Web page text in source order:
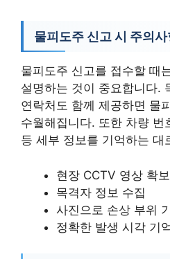
물피도주 신고 시 주의사
물피도주 신고를 접수할 때
설명하는 것이 중요합니다.
연락처도 함께 제공하면 물
수월해집니다. 또한 차량 번
등 세부 정보를 기억하는 대
현장 CCTV 영상 확보
목격자 정보 수집
사진으로 손상 부위
정확한 발생 시각 기